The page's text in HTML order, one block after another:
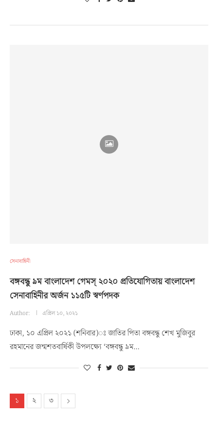
সেনাবাহিনী
বঙ্গবন্ধু ৯ম বাংলাদেশ গেমস্ ২০২০ প্রতিযোগিতায় বাংলাদেশ
সেনাবাহিনীর অর্জন ১১৫টি স্বর্ণপদক
Author: এপ্রিল ১০, ২০২১
ঢাকা, ১০ এপ্রিল ২০২১ (শনিবার)ঃ জাতির পিতা বঙ্গবন্ধু শেখ মুজিবুর
রহমানের জন্মশতবার্ষিকী উপলক্ষ্যে ‘বঙ্গবন্ধু ৯ম…
১ ২ ৩